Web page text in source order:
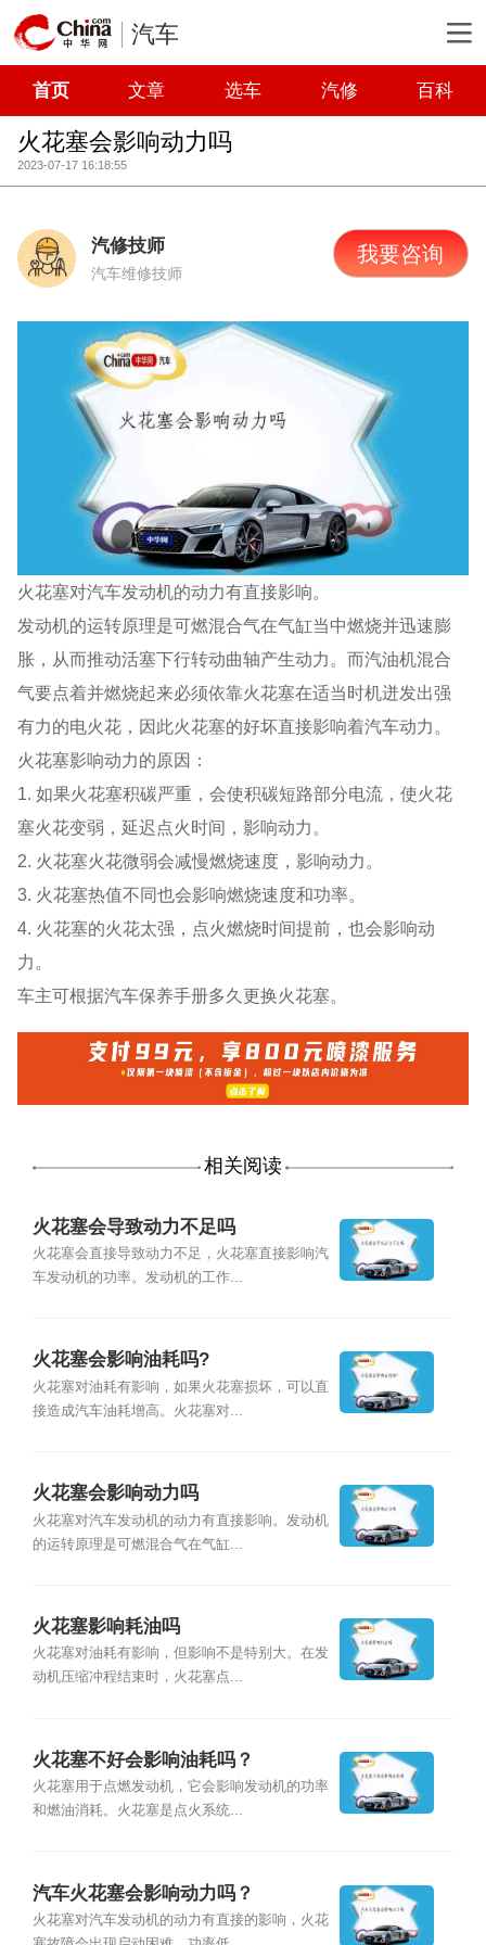
汽车
首页 文章 选车 汽修 百科
火花塞会影响动力吗
2023-07-17 16:18:55
汽修技师
汽车维修技师
我要咨询
火花塞对汽车发动机的动力有直接影响。
发动机的运转原理是可燃混合气在气缸当中燃烧并迅速膨
胀，从而推动活塞下行转动曲轴产生动力。而汽油机混合
气要点着并燃烧起来必须依靠火花塞在适当时机迸发出强
有力的电火花，因此火花塞的好坏直接影响着汽车动力。
火花塞影响动力的原因：
1. 如果火花塞积碳严重，会使积碳短路部分电流，使火花
塞火花变弱，延迟点火时间，影响动力。
2. 火花塞火花微弱会减慢燃烧速度，影响动力。
3. 火花塞热值不同也会影响燃烧速度和功率。
4. 火花塞的火花太强，点火燃烧时间提前，也会影响动
力。
车主可根据汽车保养手册多久更换火花塞。
相关阅读
火花塞会导致动力不足吗
火花塞会直接导致动力不足，火花塞直接影响汽
车发动机的功率。发动机的工作...
火花塞会影响油耗吗?
火花塞对油耗有影响，如果火花塞损坏，可以直
接造成汽车油耗增高。火花塞对...
火花塞会影响动力吗
火花塞对汽车发动机的动力有直接影响。发动机
的运转原理是可燃混合气在气缸...
火花塞影响耗油吗
火花塞对油耗有影响，但影响不是特别大。在发
动机压缩冲程结束时，火花塞点...
火花塞不好会影响油耗吗？
火花塞用于点燃发动机，它会影响发动机的功率
和燃油消耗。火花塞是点火系统...
汽车火花塞会影响动力吗？
火花塞对汽车发动机的动力有直接的影响，火花